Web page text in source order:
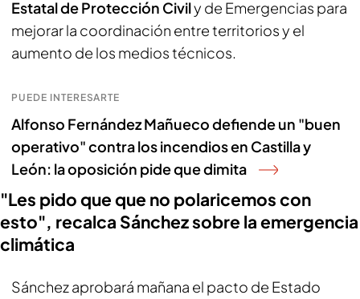
Estatal de Protección Civily de Emergencias para
mejorar la coordinación entre territorios y el
aumento de los medios técnicos.
PUEDE INTERESARTE
Alfonso Fernández Mañueco defiende un "buen
operativo" contra los incendios en Castilla y
León: la oposición pide que dimita
"Les pido que que no polaricemos con
esto", recalca Sánchez sobre la emergencia
climática
Sánchez aprobará mañana el pacto de Estado